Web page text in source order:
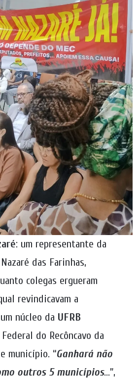
: um representante da
das Farinhas,
colegas ergueram
revindicavam a
núcleo da UFRB
do Recôncavo da
município. “Ganhará não
outros 5 municípios…”,